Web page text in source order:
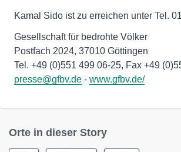
Kamal Sido ist zu erreichen unter Tel.
Gesellschaft für bedrohte Völker
Postfach 2024, 37010 Göttingen
presse@gfbv.de - www.gfbv.de/
Orte in dieser Story